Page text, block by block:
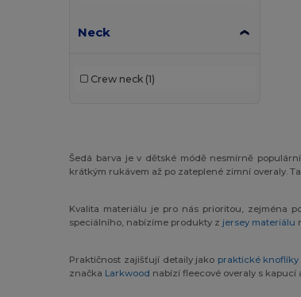
Neck
Crew neck (1)
Šedá barva je v dětské módě nesmírně
krátkým rukávem až po zateplené zimní overaly.
Kvalita materiálu je pro nás prioritou, zejména
speciálního, nabízíme produkty z jersey materiálu
Praktičnost zajišťují detaily jako praktické knoflíky
značka Larkwood nabízí fleecové overaly s